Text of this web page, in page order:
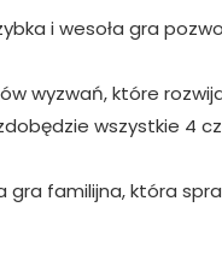
i wesoła gra
wyzwań, które
wszystkie 4
gra familijna, która